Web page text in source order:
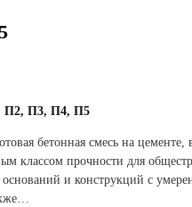
П2, П3, П4, П5
бетонная смесь на цементе,
классом прочности для
оснований и конструкций с